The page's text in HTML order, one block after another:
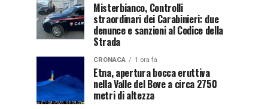
Misterbianco, Controlli
straordinari dei Carabinieri: due
denunce e sanzioni al Codice della
Strada
CRONACA 1 ora fa
Etna, apertura bocca eruttiva
nella Valle del Bove a circa 2750
metri di altezza